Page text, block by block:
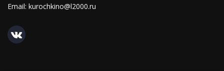
Email: kurochkino@l2000.ru